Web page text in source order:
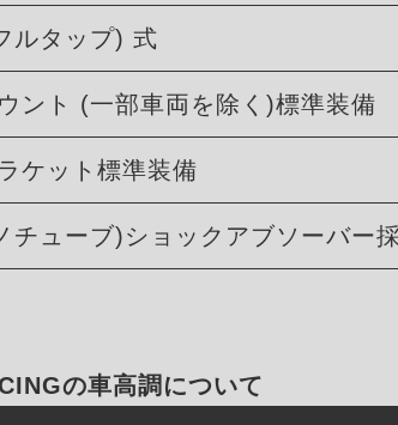
ルタップ) 式
ント (一部車両を除く)標準装備
ケット標準装備
チューブ)ショックアブソーバー
の車高調について